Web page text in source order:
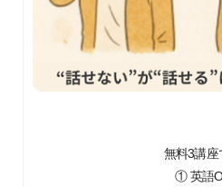
無料3講座
① 英語